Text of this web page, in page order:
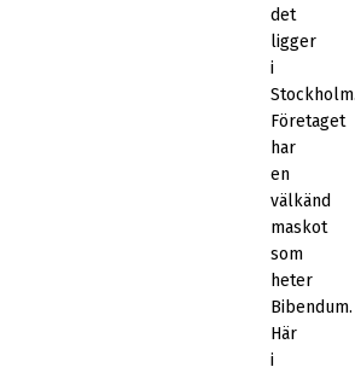
det
ligger
i
Stockholm.
Företaget
har
en
välkänd
maskot
som
heter
Bibendum.
Här
i